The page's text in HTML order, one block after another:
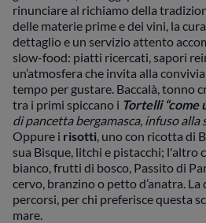
rinunciare al richiamo della
delle materie prime e dei vini, la
dettaglio e un servizio attento
slow-food: piatti ricercati, sapori
un’atmosfera che invita alla
tempo per gustare. Baccalà, tonno
tra i primi spiccano i Tortelli “come
di pancetta bergamasca, infuso alla
Oppure i risotti, uno con ricotta di
sua Bisque, litchi e pistacchi; l'altro
bianco, frutti di bosco, Passito di
cervo, branzino o petto d’anatra.
percorsi, per chi preferisce questa
mare.